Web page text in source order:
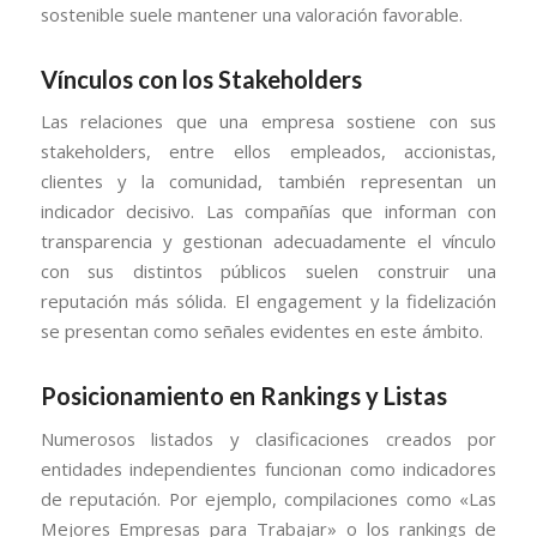
sostenible suele mantener una valoración favorable.
Vínculos con los Stakeholders
Las relaciones que una empresa sostiene con sus
stakeholders, entre ellos empleados, accionistas,
clientes y la comunidad, también representan un
indicador decisivo. Las compañías que informan con
transparencia y gestionan adecuadamente el vínculo
con sus distintos públicos suelen construir una
reputación más sólida. El engagement y la fidelización
se presentan como señales evidentes en este ámbito.
Posicionamiento en Rankings y Listas
Numerosos listados y clasificaciones creados por
entidades independientes funcionan como indicadores
de reputación. Por ejemplo, compilaciones como «Las
Mejores Empresas para Trabajar» o los rankings de